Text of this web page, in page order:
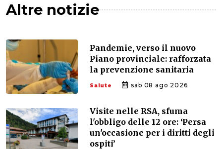
Altre notizie
Pandemie, verso il nuovo
Piano provinciale: rafforzata
la prevenzione sanitaria
Salute sab 08 ago 2026
Visite nelle RSA, sfuma
l'obbligo delle 12 ore: ‘Persa
un'occasione per i diritti degli
ospiti’